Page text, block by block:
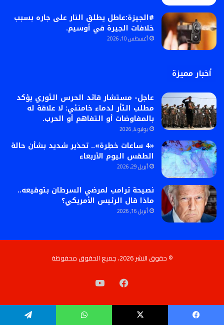
#الجيزة:عاطل يطلق النار على جاره بسبب
خلافات الجيرة في أوسيم.
أغسطس 10, 2026
أخبار مميزة
عاجل- مستشار قائد الحرس الثوري يؤكد
مطلب الثأر لدماء خامنئي: لا علاقة له
بالمفاوضات أو التفاهم أو الحرب.
يوليو 4, 2026
«4 ساعات خطِرة».. تحذير شديد بشأن حالة
الطقس اليوم الأربعاء
أبريل 29, 2026
نصيحة ترامب لمرضي السرطان بتوقيعه..
ماذا قال الرئيس الأمريكي؟
أبريل 16, 2026
© حقوق النشر 2026، جميع الحقوق محفوظة
فيسبوك‫YouTube